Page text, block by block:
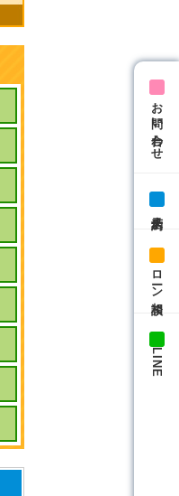
お問い合わせ
ローン相談
LINE